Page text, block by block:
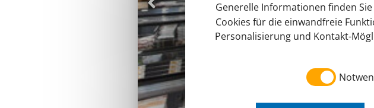
Generelle Informationen finden
Cookies für die einwandfreie
Personalisierung und Kontakt-